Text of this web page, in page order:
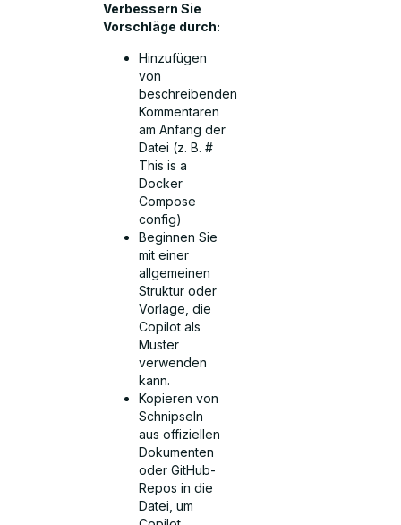
Verbessern Sie
Vorschläge durch:
Hinzufügen
von
beschreibenden
Kommentaren
am Anfang der
Datei (z. B. #
This is a
Docker
Compose
config)
Beginnen Sie
mit einer
allgemeinen
Struktur oder
Vorlage, die
Copilot als
Muster
verwenden
kann.
Kopieren von
Schnipseln
aus offiziellen
Dokumenten
oder GitHub-
Repos in die
Datei, um